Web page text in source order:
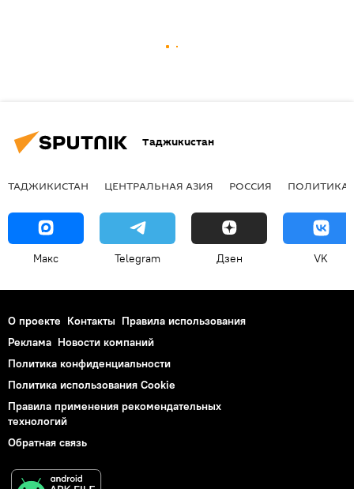
Таджикистан
ТАДЖИКИСТАН ЦЕНТРАЛЬНАЯ АЗИЯ РОССИЯ ПОЛИТИКА
Макс Telegram Дзен VK
О проекте Контакты Правила использования
Реклама Новости компаний
Политика конфиденциальности
Политика использования Cookie
Правила применения рекомендательных
технологий
Обратная связь